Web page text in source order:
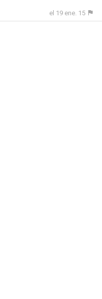
el 19 ene. 15